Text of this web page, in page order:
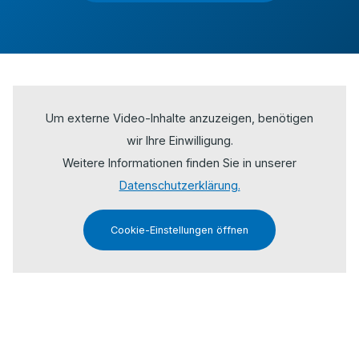
Um externe Video-Inhalte anzuzeigen, benötigen
wir Ihre Einwilligung.
Weitere Informationen finden Sie in unserer
Datenschutzerklärung.
Cookie-Einstellungen öffnen